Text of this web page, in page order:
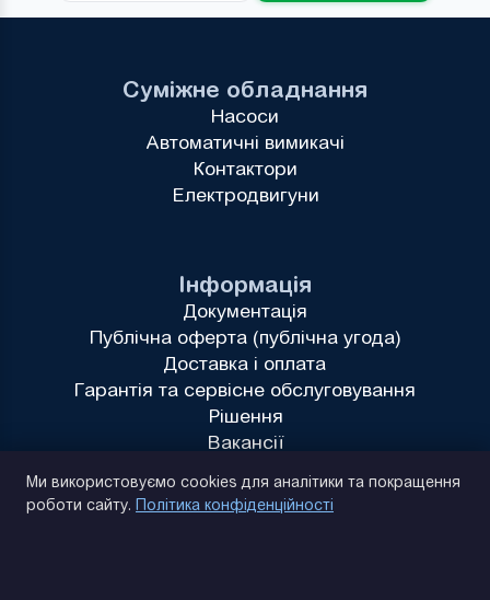
Інформація
Документація
Публічна оферта (публічна угода)
Доставка і оплата
Гарантія та сервісне обслуговування
Рішення
Вакансії
Суміжне обладнання
Насоси
Автоматичні вимикачі
Контактори
Електродвигуни
Ми використовуємо cookies для аналітики та покращення
роботи сайту. Політика конфіденційності